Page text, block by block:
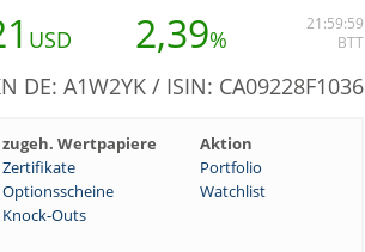
USD 2,39%
21:59:59
BTT
DE: A1W2YK / ISIN: CA09228F1036
zugeh. Wertpapiere
Aktion
Zertifikate
Portfolio
Optionsscheine
Watchlist
Knock-Outs